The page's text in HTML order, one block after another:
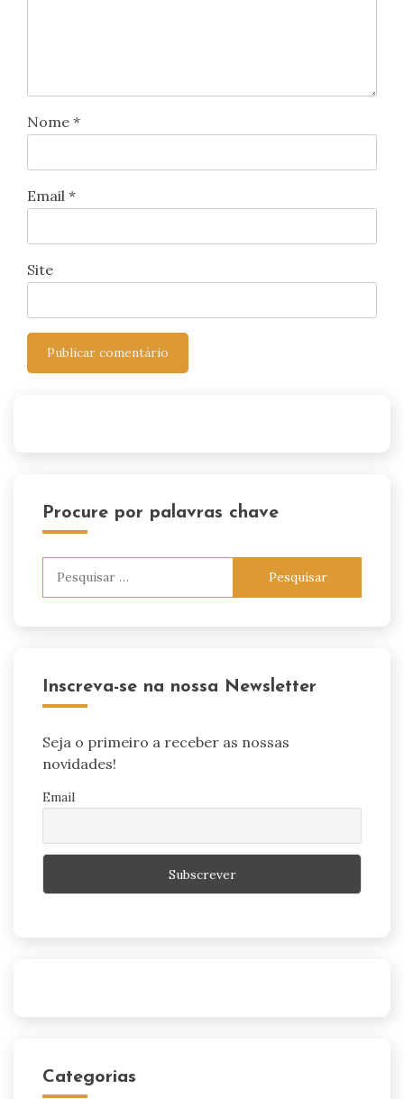
Nome *
Email *
Site
Procure por palavras chave
Inscreva-se na nossa Newsletter
Seja o primeiro a receber as nossas
novidades!
Email
Categorias